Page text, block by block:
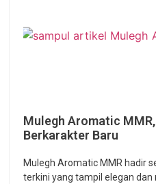
Mulegh Aromatic
Berkarakter Baru
Mulegh Aromatic MMR hadir
terkini yang tampil elegan